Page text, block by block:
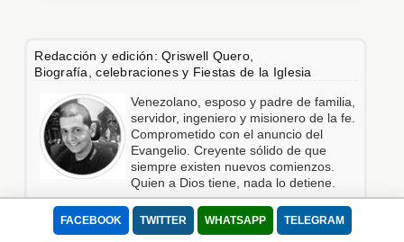
FACEBOOK TWITTER WHATSAPP TELEGRAM
Redacción y edición: Qriswell Quero,
Biografía, celebraciones y Fiestas de la Iglesia
Venezolano, esposo y padre de familia,
servidor, ingeniero y misionero de la fe.
Comprometido con el anuncio del
Evangelio. Creyente sólido de que
siempre existen nuevos comienzos.
Quien a Dios tiene, nada lo detiene.